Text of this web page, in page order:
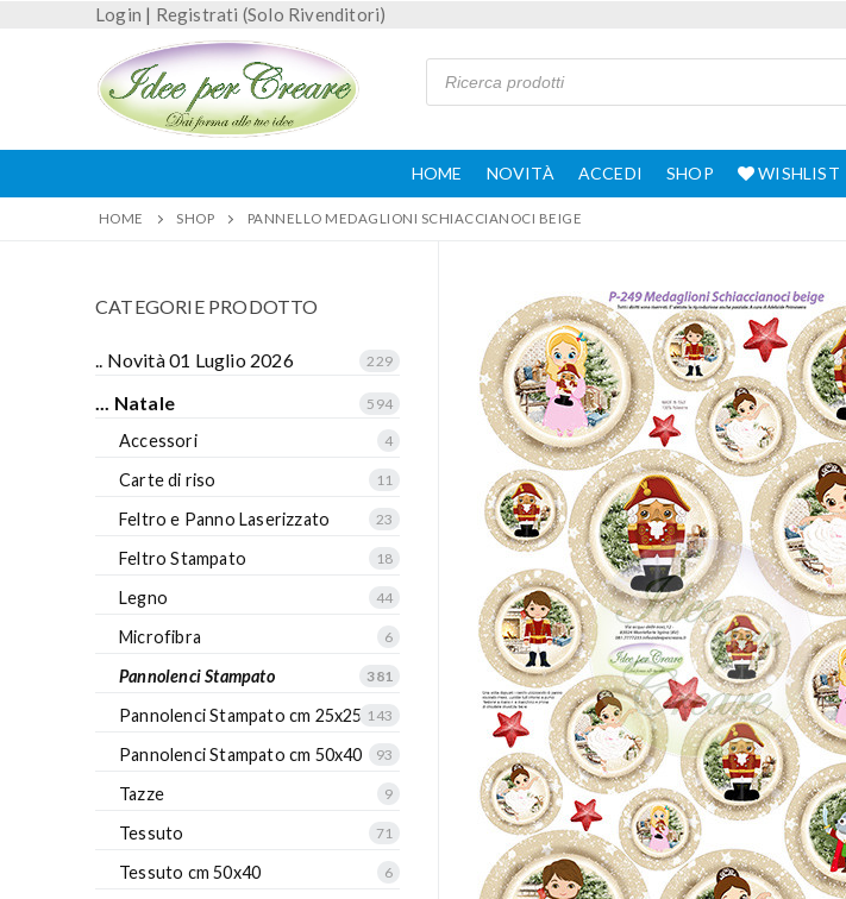
Login | Registrati (Solo Rivenditori)
HOME NOVITÀ ACCEDI SHOP WISHLIST
HOME SHOP PANNELLO MEDAGLIONI SCHIACCIANOCI BEIGE
CATEGORIE PRODOTTO
.. Novità 01 Luglio 2026 229
... Natale 594
Accessori 4
Carte di riso 11
Feltro e Panno Laserizzato 23
Feltro Stampato 18
Legno 44
Microfibra 6
Pannolenci Stampato 381
Pannolenci Stampato cm 25x25 143
Pannolenci Stampato cm 50x40 93
Tazze 9
Tessuto 71
Tessuto cm 50x40 6